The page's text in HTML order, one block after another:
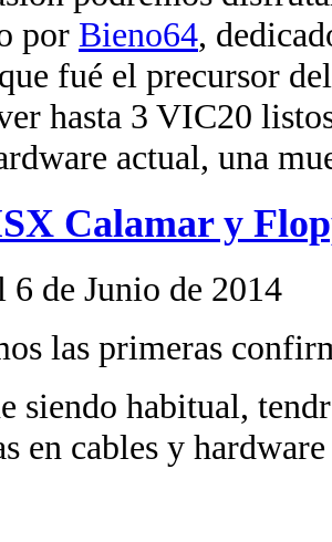
por Bieno64,
fué el precursor
hasta 3 VIC20
actual, una
Calamar y
6 de Junio de 2014
las primeras
siendo habitual,
en cables y